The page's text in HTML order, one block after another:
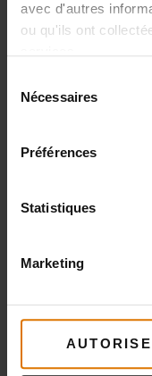
avec d'autres
ou qu'ils ont
Nécessaires
Préférences
Statistiques
Marketing